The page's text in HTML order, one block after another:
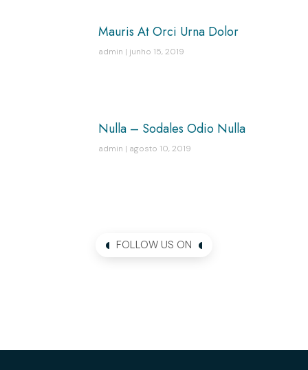
Mauris At Orci Urna Dolor
admin junho 15, 2019
Nulla – Sodales Odio Nulla
admin agosto 10, 2019
FOLLOW US ON